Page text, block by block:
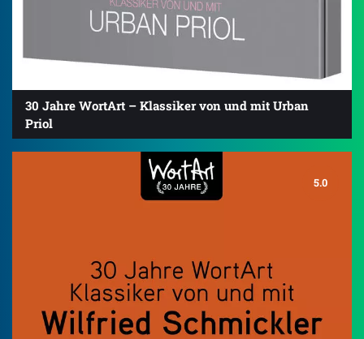
30 Jahre WortArt – Klassiker von und mit Urban
Priol
5.0